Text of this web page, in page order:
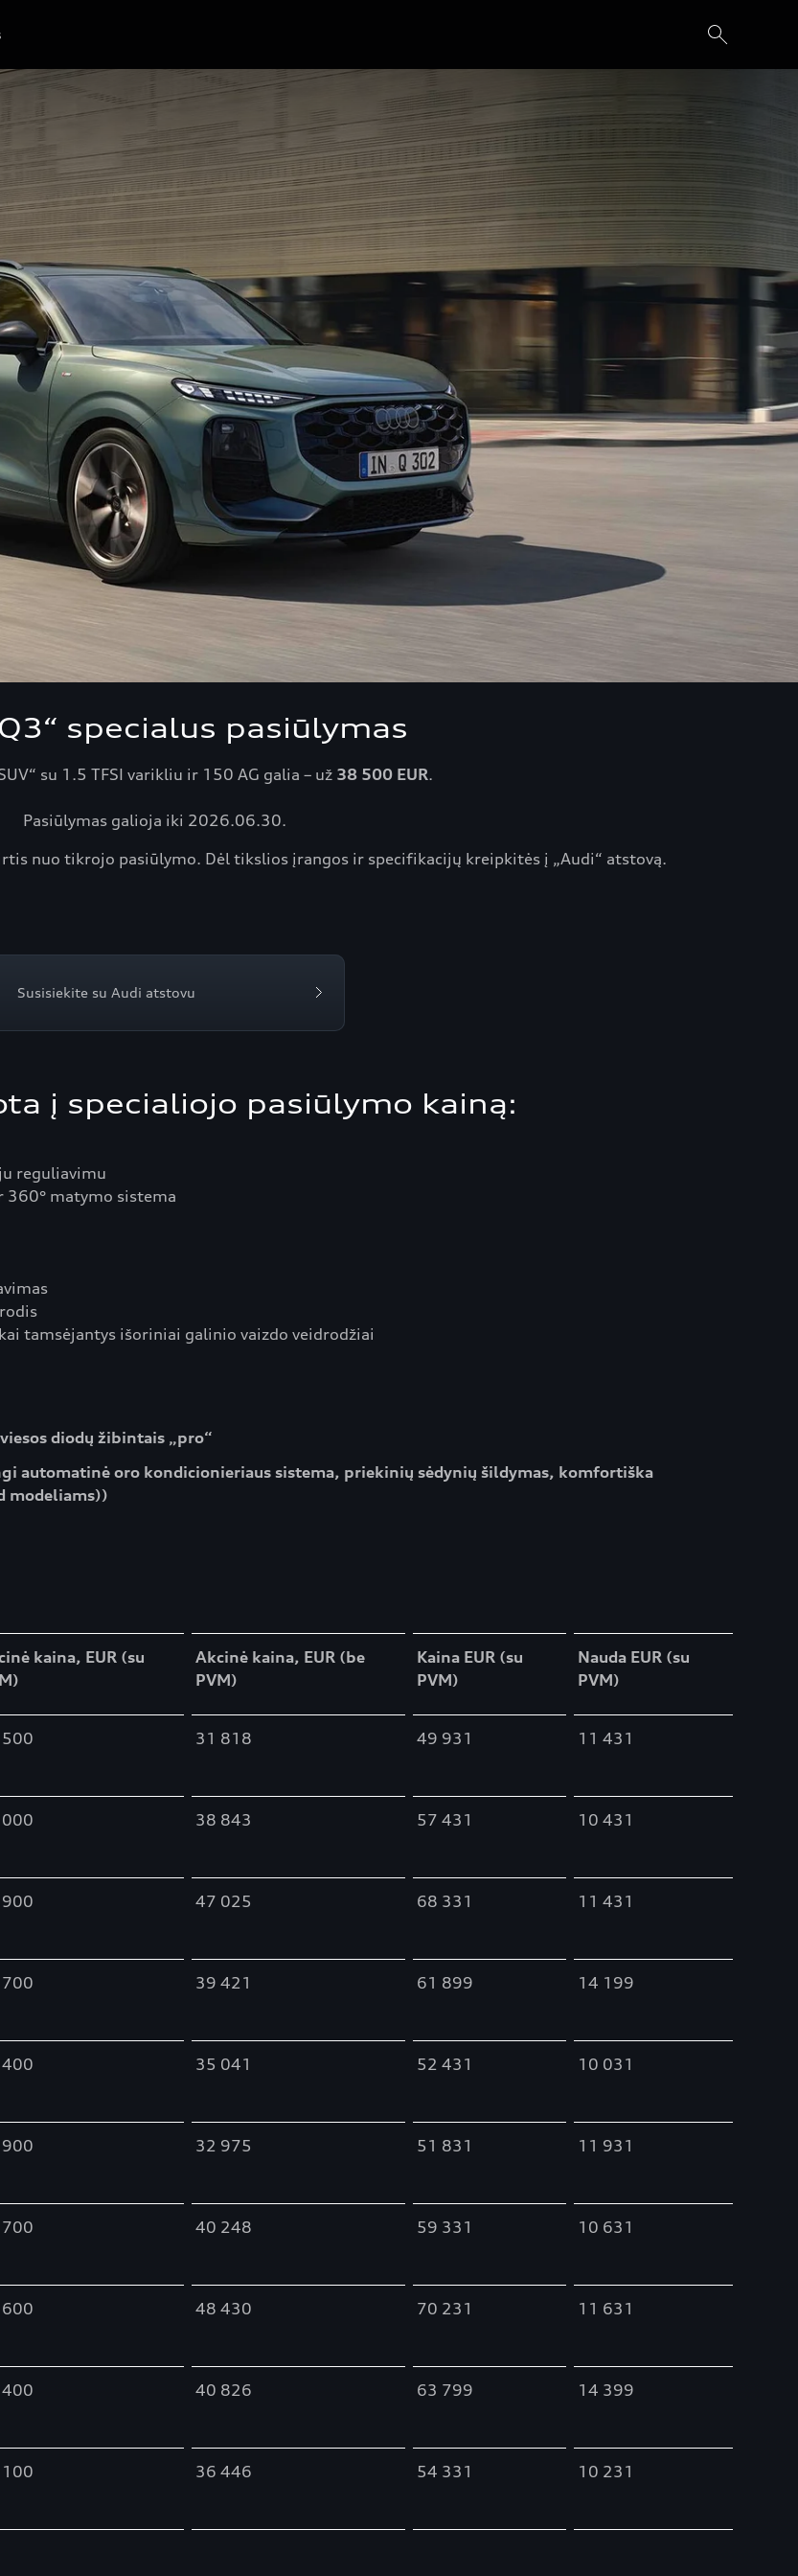
specialus pasiūlymas
su 1.5 TFSI varikliu ir 150 AG galia – už 38 500 EUR.
Pasiūlymas galioja iki 2026.06.30.
nuo tikrojo pasiūlymo. Dėl tikslios įrangos ir specifikacijų kreipkitės į „Audi“ atstovą.
Susisiekite su Audi atstovu
į specialiojo pasiūlymo kainą:
reguliavimu
360° matymo sistema
tamsėjantys išoriniai galinio vaizdo veidrodžiai
diodų žibintais „pro“
automatinė oro kondicionieriaus sistema, priekinių sėdynių šildymas, komfortiška
modeliams))
kaina, EUR (su
Akcinė kaina, EUR (be
PVM)
Kaina EUR (su
PVM)
Nauda EUR (su
PVM)
31 818 49 931 11 431
38 843 57 431 10 431
47 025 68 331 11 431
39 421 61 899 14 199
35 041 52 431 10 031
32 975 51 831 11 931
40 248 59 331 10 631
48 430 70 231 11 631
40 826 63 799 14 399
36 446 54 331 10 231